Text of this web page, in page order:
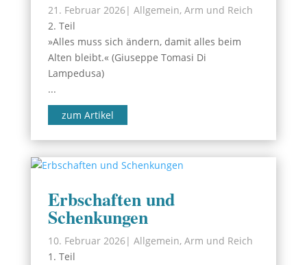
21. Februar 2026| Allgemein, Arm und Reich
2. Teil
»Alles muss sich ändern, damit alles beim
Alten bleibt.« (Giuseppe Tomasi Di
Lampedusa)
...
zum Artikel
Erbschaften und
Schenkungen
10. Februar 2026| Allgemein, Arm und Reich
1. Teil